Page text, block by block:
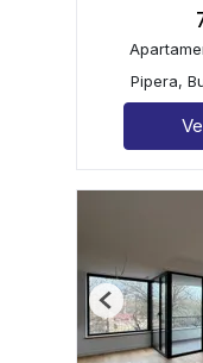
Pipera,
Previous